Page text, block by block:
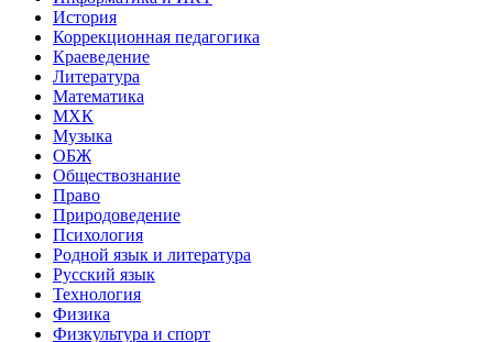
История
Коррекционная педагогика
Краеведение
Литература
Математика
МХК
Музыка
ОБЖ
Обществознание
Право
Природоведение
Психология
Родной язык и литература
Русский язык
Технология
Физика
Физкультура и спорт